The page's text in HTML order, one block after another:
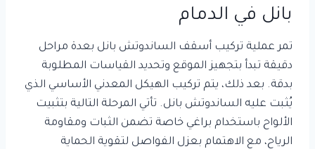
بانل في الدمام
تمر عملية تركيب أسقف الساندوتش بانل بعدة مراحل
دقيقة تبدأ بتجهيز الموقع وتحديد القياسات المطلوبة
بدقة. بعد ذلك، يتم تركيب الهيكل المعدني الأساسي الذي
يُثبت عليه الساندوتش بانل. تأتي المرحلة التالية بتثبيت
الألواح باستخدام براغي خاصة تضمن الثبات ومقاومة
الرياح، مع الاهتمام بعزل الفواصل لتقوية الحماية